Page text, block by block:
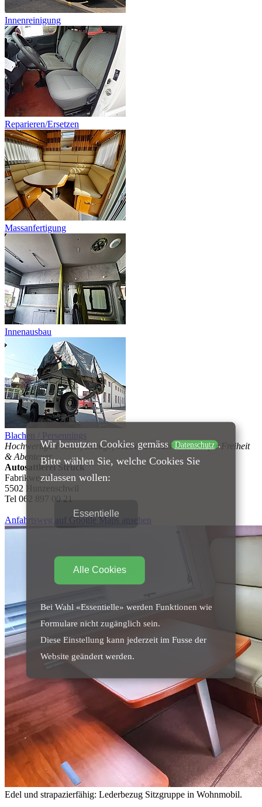
Innenreinigung
Reparieren/Ersetzen
Massanfertigung
Innenausbau
Blachen / Persennings
Hochwertige Polster, Bezüge, Matratzen oder Blachen für Freiheit
& Abenteuer.
Autosattlerei Struck
Fabrikweg 1
5502 Hunzenschwil
Tel 062 897 00 21
Anfahrtsweg auf Google Maps ansehen
Edel und strapazierfähig: Lederbezug Sitzgruppe in Wohnmobil.
Wir benutzen Cookies gemäss Datenschutz .
Bitte wählen Sie, welche Cookies Sie
zulassen wollen:
Essentielle
Alle Cookies
Bei Wahl «Essentielle» werden Funktionen wie
Formulare nicht zugänglich sein.
Diese Einstellung kann jederzeit im Fusse der
Website geändert werden.